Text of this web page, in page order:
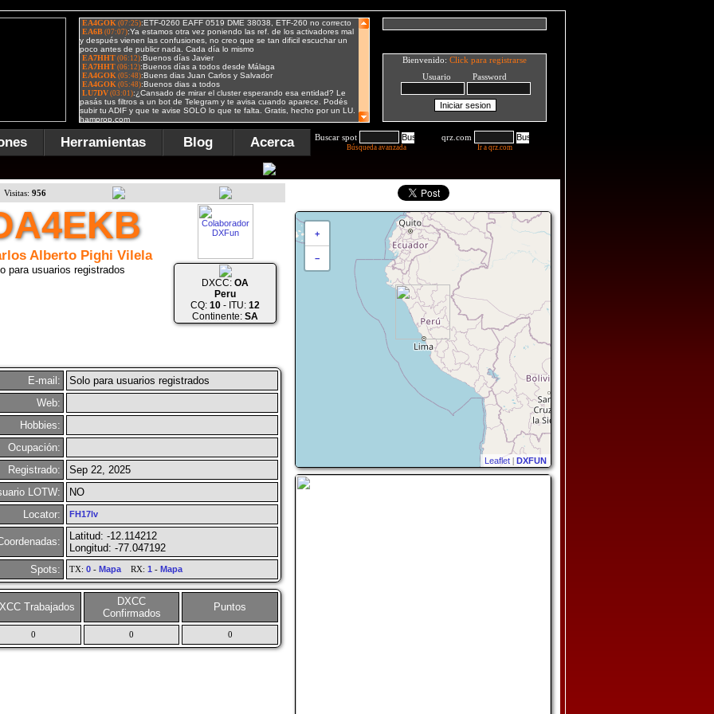
Bienvenido: Click para registrarse
Usuario Password
Herramientas Blog Acerca Buscar spot
Búsqueda avanzada
qrz.com
Ir a qrz.com
Visitas: 956
+
−
Leaflet| DXFUN
Alberto Pighi Vilela
para usuarios registrados
DXCC: OA
Peru
CQ: 10 - ITU: 12
Continente: SA
E-mail:
Solo para usuarios registrados
Web:
Hobbies:
Ocupación:
Registrado:
Sep 22, 2025
LOTW:
NO
Locator:
FH17lv
Latitud: -12.114212
Longitud: -77.047192
Spots:
TX: 0 - Mapa RX: 1 - Mapa
Trabajados
DXCC
Confirmados
Puntos
0 0 0